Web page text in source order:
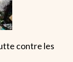
contre les